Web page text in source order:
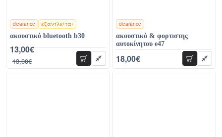
clearance εξαντλείται
χρώματα
ακουστικό bluetooth b30
13,00€
13,00€ προσθήκη
clearance
χρώματα
ακουστικό & φορτιστης
αυτοκίνητου e47
18,00€ προσθήκη